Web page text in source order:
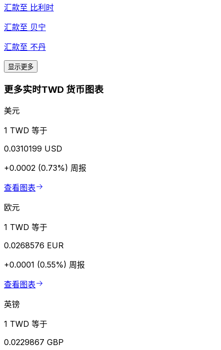
汇款至 比利时
汇款至 贝宁
汇款至 不丹
显示更多
更多实时TWD 货币图表
美元
1 TWD 等于
0.0310199 USD
+0.0002 (0.73%) 周报
查看图表
欧元
1 TWD 等于
0.0268576 EUR
+0.0001 (0.55%) 周报
查看图表
英镑
1 TWD 等于
0.0229867 GBP